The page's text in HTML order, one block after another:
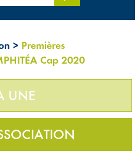
> Premières
Cap 2020
UNE